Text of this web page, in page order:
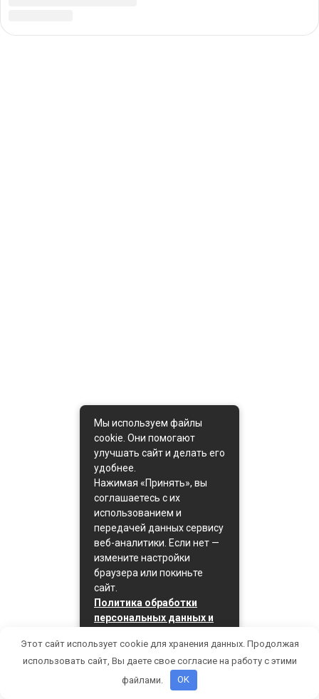
Мы используем файлы
cookie. Они помогают
улучшать сайт и делать его
удобнее.
Нажимая «Принять», вы
соглашаетесь с их
использованием и
передачей данных сервису
веб-аналитики. Если нет —
измените настройки
браузера или покиньте
сайт.
Политика обработки
персональных данных и
Принять
Этот сайт использует cookie для хранения данных. Продолжая
использовать сайт, Вы даете свое согласие на работу с этими
файлами.
OK